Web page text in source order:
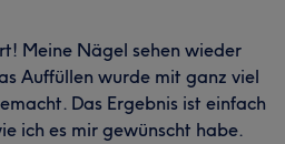
Meine Nägel sehen wieder
Auffüllen wurde mit ganz viel
Das Ergebnis ist einfach
ich es mir gewünscht habe.